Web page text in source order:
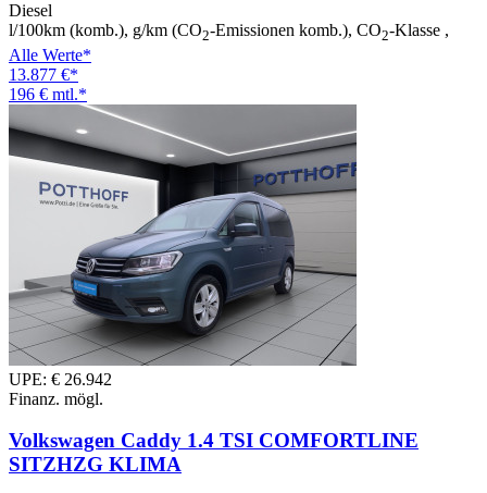
Diesel
l/100km (komb.), g/km (CO2-Emissionen komb.), CO2-Klasse ,
Alle Werte*
13.877 €*
196 € mtl.*
UPE: € 26.942
Finanz. mögl.
Volkswagen Caddy 1.4 TSI COMFORTLINE
SITZHZG KLIMA